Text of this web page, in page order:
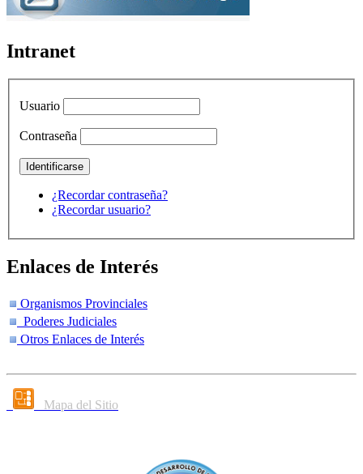
Intranet
Usuario
Contraseña
¿Recordar contraseña?
¿Recordar usuario?
Enlaces de Interés
Organismos Provinciales
Poderes Judiciales
Otros Enlaces de Interés
Mapa del Sitio